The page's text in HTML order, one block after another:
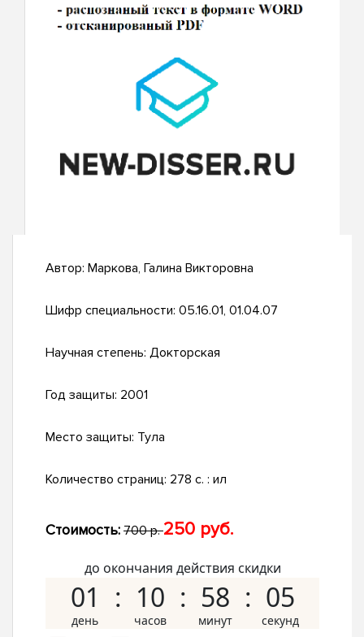
Автор: Маркова, Галина Викторовна
Шифр специальности: 05.16.01, 01.04.07
Научная степень: Докторская
Год защиты: 2001
Место защиты: Тула
Количество страниц: 278 с. : ил
Стоимость: 700 р.250 руб.
до окончания действия скидки
01 10 58 04